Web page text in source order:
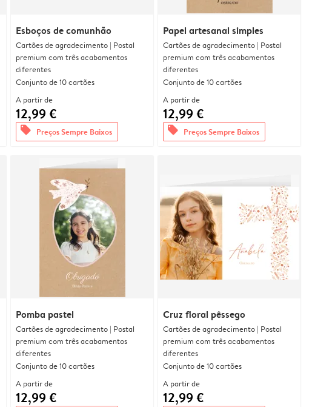
Esboços de comunhão
Cartões de agradecimento | Postal
premium com três acabamentos
diferentes
Conjunto de 10 cartões
A partir de
12,99 €
offers Preços Sempre Baixos
Papel artesanal simples
Cartões de agradecimento | Postal
premium com três acabamentos
diferentes
Conjunto de 10 cartões
A partir de
12,99 €
offers Preços Sempre Baixos
Pomba pastel
Cartões de agradecimento | Postal
premium com três acabamentos
diferentes
Conjunto de 10 cartões
A partir de
12,99 €
Cruz floral pêssego
Cartões de agradecimento | Postal
premium com três acabamentos
diferentes
Conjunto de 10 cartões
A partir de
12,99 €